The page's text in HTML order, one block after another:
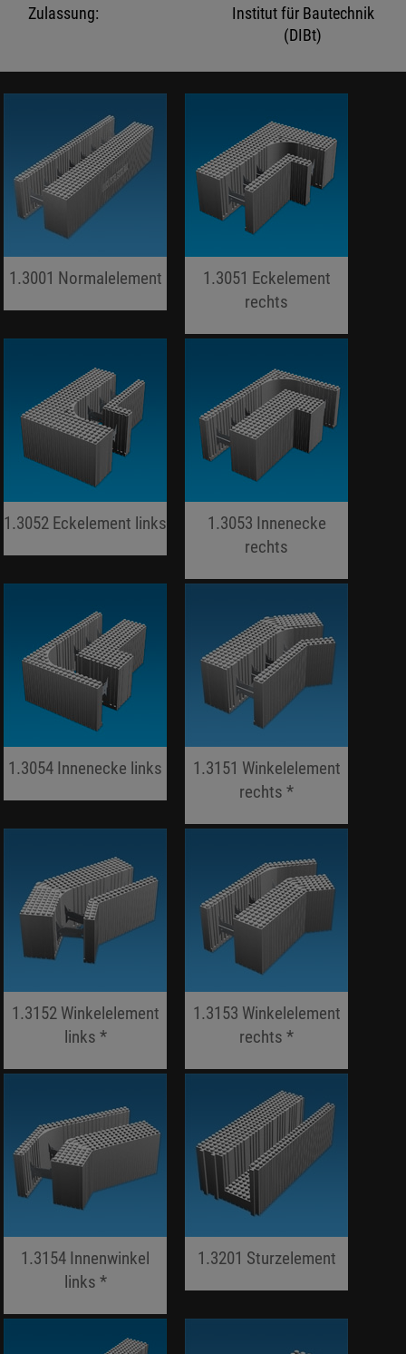
Zulassung:
Institut für Bautechnik
(DIBt)
1.3001 Normalelement
1.3051 Eckelement
rechts
1.3052 Eckelement links
1.3053 Innenecke
rechts
1.3054 Innenecke links
1.3151 Winkelelement
rechts *
1.3152 Winkelelement
links *
1.3153 Winkelelement
rechts *
1.3154 Innenwinkel
links *
1.3201 Sturzelement